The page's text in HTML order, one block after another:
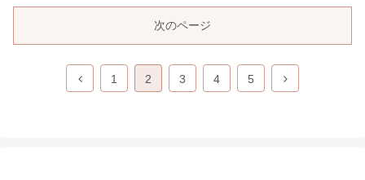
次のページ
前 1 2 3 4 5 次